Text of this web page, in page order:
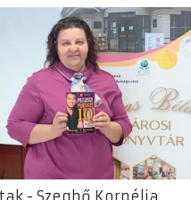
- Szeghő Kornélia